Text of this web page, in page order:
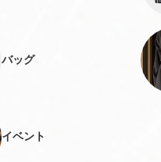
バッグ
イベント